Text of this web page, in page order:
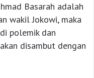
Basarah adalah
wakil Jokowi, maka
polemik dan
disambut dengan